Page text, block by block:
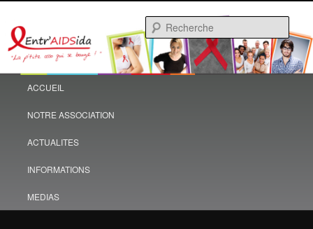
EntrAIDSida
Aller au contenu principal
Aller au contenu secondaire
ACCUEIL
NOTRE ASSOCIATION
ACTUALITES
INFORMATIONS
MEDIAS